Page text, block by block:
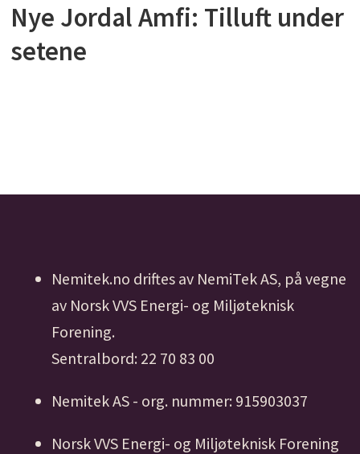
Nye Jordal Amfi: Tilluft under
setene
Nemitek.no driftes av NemiTek AS, på vegne
av Norsk VVS Energi- og Miljøteknisk
Forening.
Sentralbord: 22 70 83 00
Nemitek AS - org. nummer: 915903037
Norsk VVS Energi- og Miljøteknisk Forening